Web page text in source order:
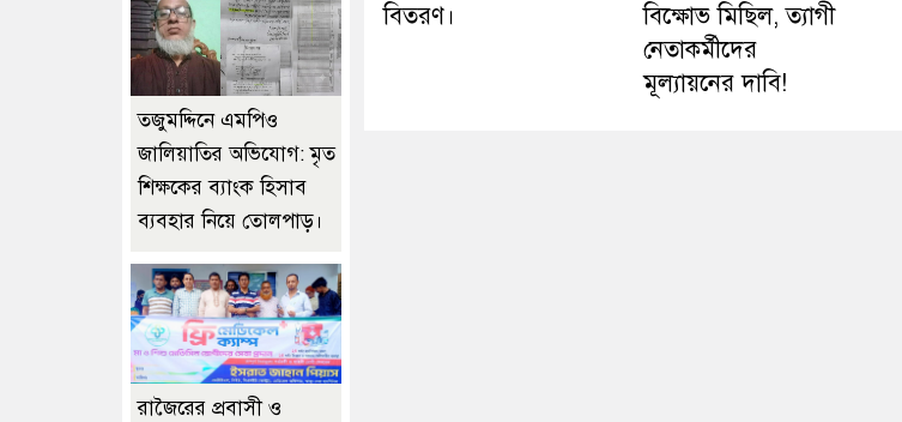
বিতরণ।
বিক্ষোভ মিছিল, ত্যাগী
নেতাকর্মীদের
মূল্যায়নের দাবি!
তজুমদ্দিনে এমপিও
জালিয়াতির অভিযোগ: মৃত
শিক্ষকের ব্যাংক হিসাব
ব্যবহার নিয়ে তোলপাড়।
রাজৈরের‌ প্রবাসী ও